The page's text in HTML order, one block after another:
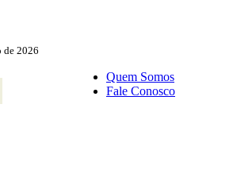
de 2026
Quem Somos
Fale Conosco